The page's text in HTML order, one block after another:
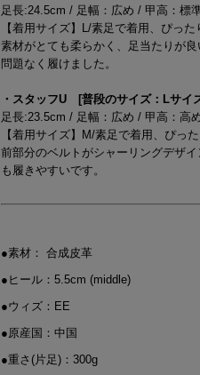
足長:24.5cm / 足幅：広め / 甲高：標
【着用サイズ】L/素足で着用、ぴっ
素材がとても柔らかく、足当たりが
問題なく履けました。
・スタッフU [普段のサイズ：Lサイ
足長:23.5cm / 足幅：広め / 甲高：高
【着用サイズ】M/素足で着用、ぴっ
前部分のベルトがシャーリングデザ
も履きやすいです。
●素材： 合成皮革
●ヒール：5.5cm (middle)
●ウィズ：EE
●原産国：中国
●重さ(片足)：300g